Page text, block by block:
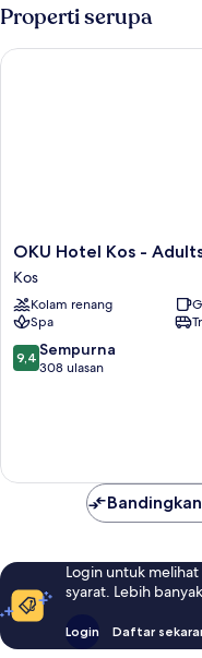
Properti serupa
OKU
Hotel
Kos
-
Adults
Only
Kos
OKU Hotel Kos -
Kos
Kolam renang
Spa
9.4
dari
9,4 Sempurna
308 ulasan
OKU Hotel Kos - Adults
Login untuk
syarat. Lebih
Login Daftar